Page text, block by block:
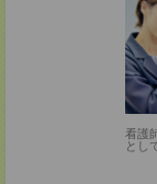
看護
とし